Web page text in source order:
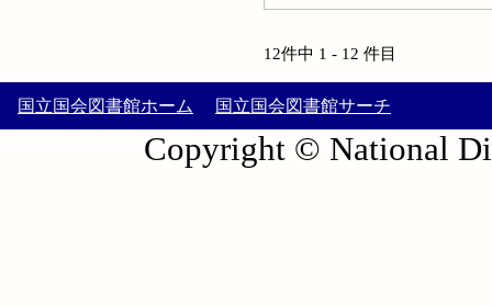
12件中 1 - 12 件目
国立国会図書館ホーム 国立国会図書館サーチ
Copyright © National